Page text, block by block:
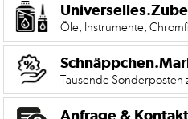
Mein
Öle, Instrumente,
Tausende Sonderposten
Anfrage & Kontakt